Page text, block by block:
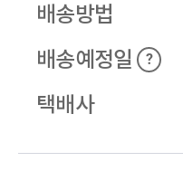
배송방법
배송예정일
?
택배사